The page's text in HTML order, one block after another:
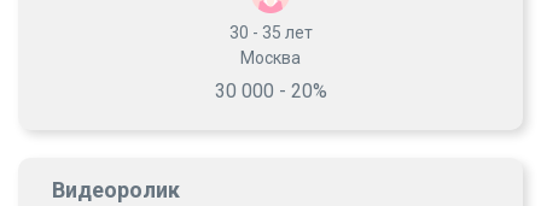
30 - 35 лет
Москва
30 000 - 20%
Видеоролик